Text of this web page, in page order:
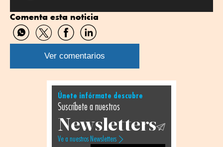
Comenta esta noticia
Compartir
por
WhatsApp
Compartir
por
Twitter
Compartir
por
Facebook
Compartir
por
Linkedin
Ver comentarios
Únete infórmate descubre
Suscríbete a nuestros
Newsletters
Ve a nuestros Newsletters